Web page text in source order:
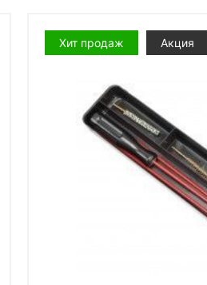
Хит продаж Акция